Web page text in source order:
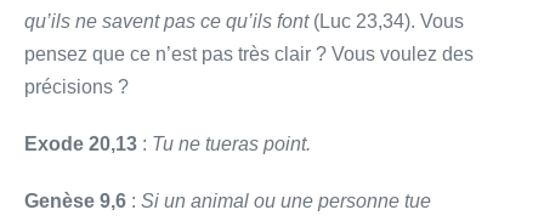
qu’ils ne savent pas ce qu’ils font (Luc 23,34). Vous
pensez que ce n’est pas très clair ? Vous voulez des
précisions ?
Exode 20,13 : Tu ne tueras point.
Genèse 9,6 : Si un animal ou une personne tue